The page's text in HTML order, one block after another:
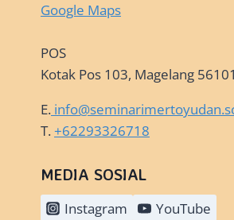
Google Maps
POS
Kotak Pos 103, Magelang 56101
E.
T.+62293326718
MEDIA SOSIAL
Instagram YouTube